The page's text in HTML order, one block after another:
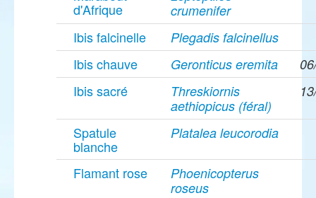
d'Afrique
crumenifer
Ibis falcinelle Plegadis falcinellus
Ibis chauve Geronticus eremita
Ibis sacré
Threskiornis
aethiopicus (féral)
Spatule
blanche
Platalea leucorodia
Flamant rose
Phoenicopterus
roseus